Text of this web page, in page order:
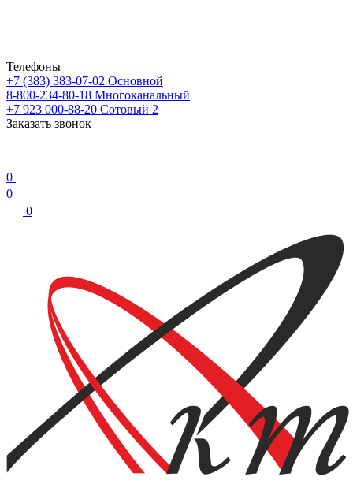
Телефоны
+7 (383) 383-07-02 Основной
8-800-234-80-18 Многоканальный
+7 923 000-88-20 Сотовый 2
Заказать звонок
0
0
0